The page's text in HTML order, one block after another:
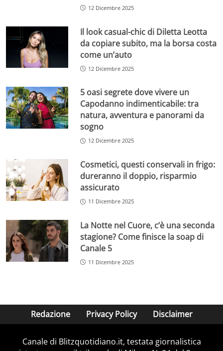
12 Dicembre 2025
Il look casual-chic di Diletta Leotta
da copiare subito, ma la borsa costa
come un’auto
12 Dicembre 2025
5 oasi segrete dove vivere un
Capodanno indimenticabile: tra
natura, avventura e panorami da
sogno
12 Dicembre 2025
Cosmetici, questi conservali in frigo:
dureranno il doppio, risparmio
assicurato
11 Dicembre 2025
La Notte nel Cuore, c’è una seconda
stagione? Come finisce la soap di
Canale 5
11 Dicembre 2025
Redazione Privacy Policy Disclaimer
Canale di Blitzquotidiano.it, testata giornalistica